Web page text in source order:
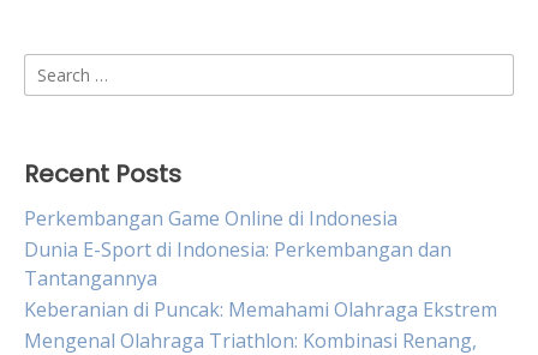
Search
for:
Recent Posts
Perkembangan Game Online di Indonesia
Dunia E-Sport di Indonesia: Perkembangan dan
Tantangannya
Keberanian di Puncak: Memahami Olahraga Ekstrem
Mengenal Olahraga Triathlon: Kombinasi Renang,